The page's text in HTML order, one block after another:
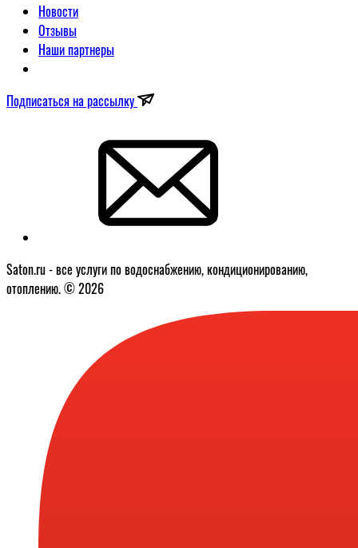
Новости
Отзывы
Наши партнеры
Подписаться на рассылку
Saton.ru - все услуги по водоснабжению, кондиционированию,
отоплению. © 2026